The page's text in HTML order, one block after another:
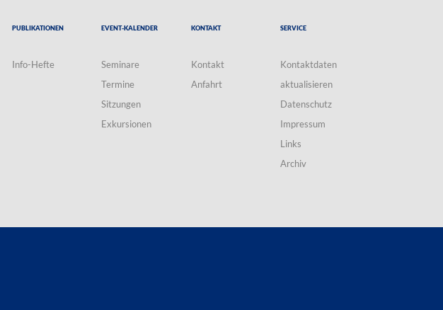
Publikationen
Info-Hefte
Event-Kalender
Seminare
Termine
Sitzungen
Exkursionen
Kontakt
Kontakt
Anfahrt
Service
Kontaktdaten
aktualisieren
Datenschutz
Impressum
Links
Archiv